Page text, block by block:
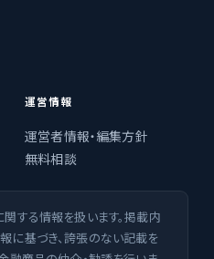
運営情報
運営者情報・編集方針
無料相談
する情報を扱います。掲載内
に基づき、誇張のない記載を